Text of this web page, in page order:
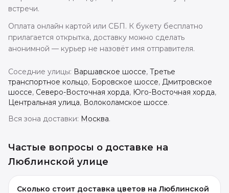
встречи.
Оплата онлайн картой или СБП. К букету бесплатно
прилагается открытка, доставку можно сделать
анонимной — курьер не назовёт имя отправителя.
Соседние улицы: Варшавское шоссе, Третье
транспортное кольцо, Боровское шоссе, Дмитровское
шоссе, Северо-Восточная хорда, Юго-Восточная хорда,
Центральная улица, Волоколамское шоссе.
Вся зона доставки: Москва.
Частые вопросы о доставке на
Люблинской улице
Сколько стоит доставка цветов на Люблинской